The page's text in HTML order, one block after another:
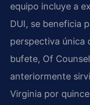
equipo incluye a
DUI, se beneficia
perspectiva única
bufete, Of Counsel
anteriormente
Virginia por